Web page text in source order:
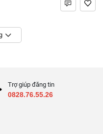
Trợ giúp đăng tin
0828.76.55.26